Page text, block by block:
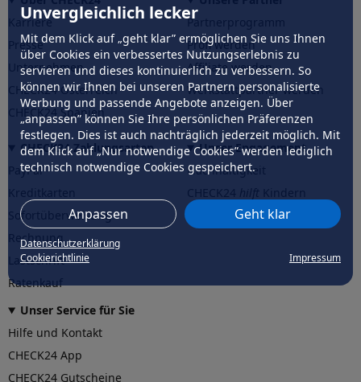
Unvergleichlich lecker
Mit dem Klick auf „geht klar” ermöglichen Sie uns Ihnen
über Cookies ein verbessertes Nutzungserlebnis zu
servieren und dieses kontinuierlich zu verbessern. So
können wir Ihnen bei unseren Partnern personalisierte
Werbung und passende Angebote anzeigen. Über
„anpassen” können Sie Ihre persönlichen Präferenzen
festlegen. Dies ist auch nachträglich jederzeit möglich. Mit
dem Klick auf „Nur notwendige Cookies” werden lediglich
technisch notwendige Cookies gespeichert.
Anpassen Geht klar
Datenschutzerklärung
Cookierichtlinie
Impressum
Karriere
Presse
Unternehmen
CHECK24 Österreich
CHECK24 Spanien
Partnerprogramm
Profi werden
Affiliate werden
Werkstattpartner werden
CHECK24 Zahlungsarten
PayPal
Sofortüberweisung
Rechnung
Lastschrift
Ratenkauf
Unser Engagement
Nachhaltigkeit
CHECK24hilftder Natur
Unser Service für Sie
Hilfe und Kontakt
CHECK24 App
CHECK24 Gutscheine